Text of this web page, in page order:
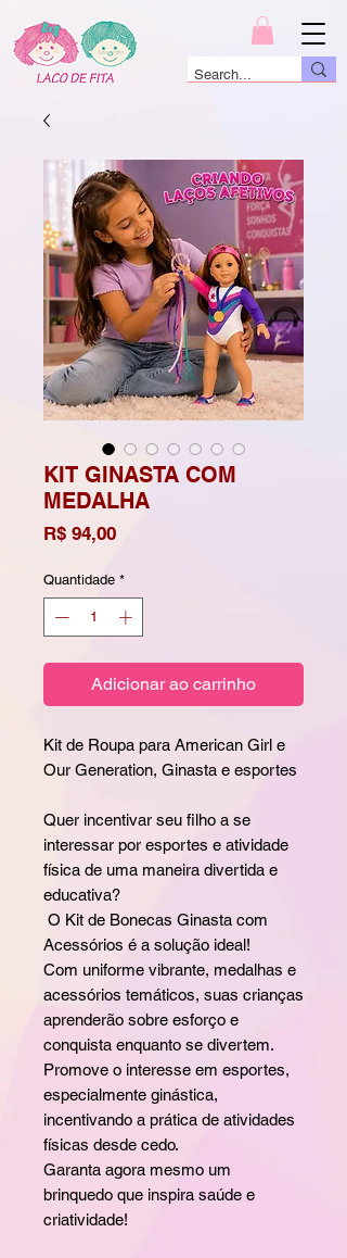
KIT GINASTA COM
MEDALHA
R$ 94,00Preço
Quantidade *
Adicionar ao carrinho
Kit de Roupa para American Girl e
Our Generation, Ginasta e esportes
Quer incentivar seu filho a se
interessar por esportes e atividade
física de uma maneira divertida e
educativa?
O Kit de Bonecas Ginasta com
Acessórios é a solução ideal!
Com uniforme vibrante, medalhas e
acessórios temáticos, suas crianças
aprenderão sobre esforço e
conquista enquanto se divertem.
Promove o interesse em esportes,
especialmente ginástica,
incentivando a prática de atividades
físicas desde cedo.
Garanta agora mesmo um
brinquedo que inspira saúde e
criatividade!